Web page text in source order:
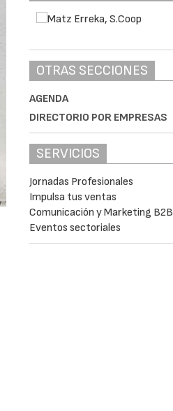
OTRAS SECCIONES
AGENDA
DIRECTORIO POR EMPRESAS
SERVICIOS
Jornadas Profesionales
Impulsa tus ventas
Comunicación y Marketing B2B
Eventos sectoriales